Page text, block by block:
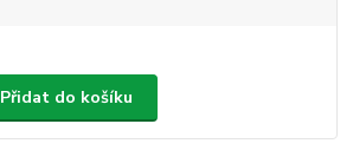
Přidat do košíku